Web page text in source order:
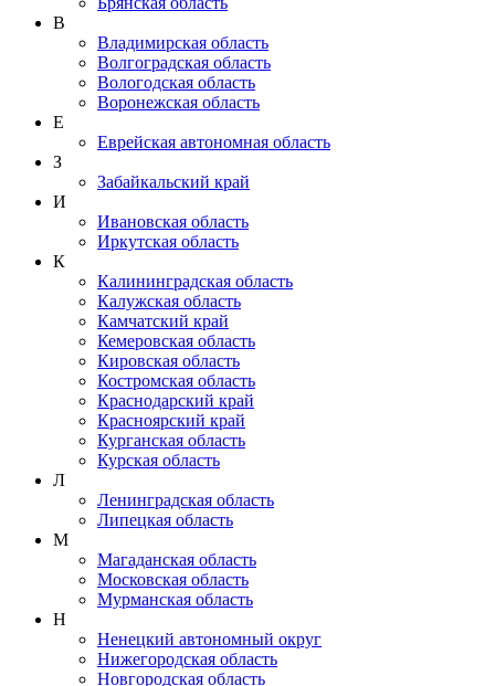
В
Владимирская область
Волгоградская область
Вологодская область
Воронежская область
Е
Еврейская автономная область
З
Забайкальский край
И
Ивановская область
Иркутская область
К
Калининградская область
Калужская область
Камчатский край
Кемеровская область
Кировская область
Костромская область
Краснодарский край
Красноярский край
Курганская область
Курская область
Л
Ленинградская область
Липецкая область
М
Магаданская область
Московская область
Мурманская область
Н
Ненецкий автономный округ
Нижегородская область
Новгородская область